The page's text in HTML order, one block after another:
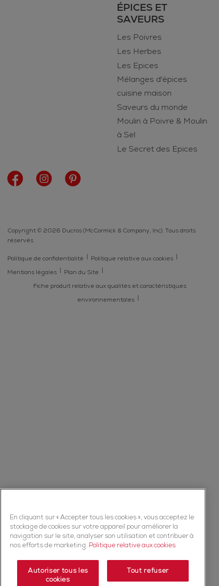
ÉPICES ET
SAVEURS
Les Poivres
Les Herbes
Les Epices
Mélanges d'épices
cuisine maison
Saveurs du monde
Moulin à Poivre & Moulin
à Sel
Le Secret des Epices
Copyright © 2026 Ducros (McCormick & Company, Inc). Tous droits
réservés
Politique de confidentialité
Politique relative aux cookies
Mentions légales
Plan du Site
Fiche produit relative aux qualités et caractéristiques
environnementales
En cliquant sur « Accepter tous les cookies », vous acceptez le
stockage de cookies sur votre appareil pour améliorer la
navigation sur le site, analyser son utilisation et contribuer à
nos efforts de marketing. Politique relative aux cookies
Autoriser tous les
cookies
Tout refuser